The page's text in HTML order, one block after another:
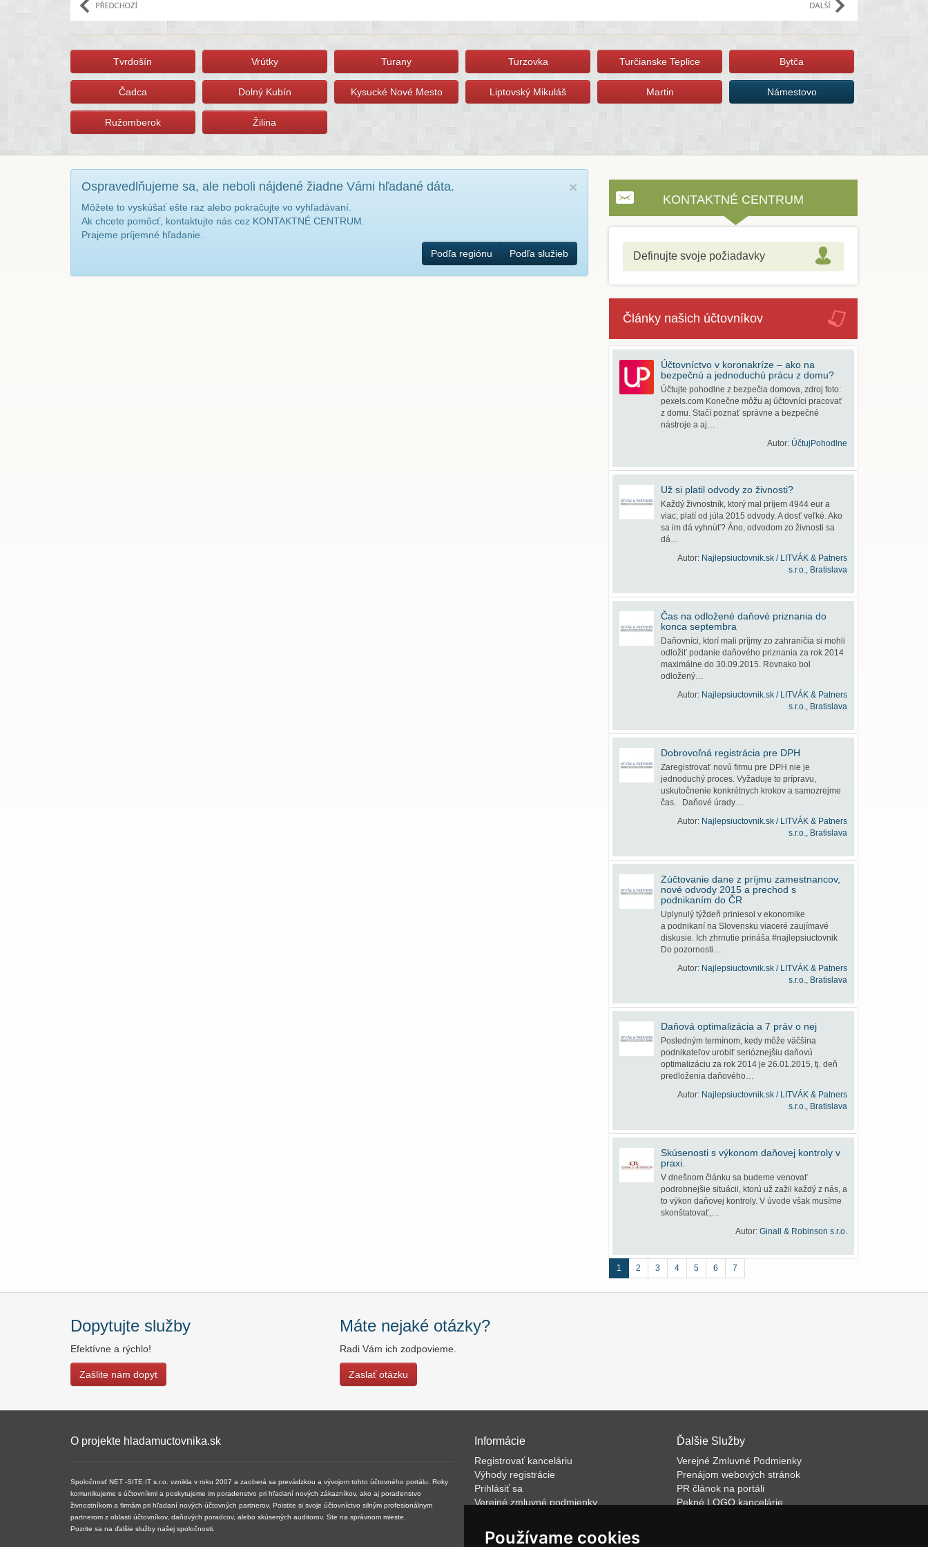
Používame cookies
Tvrdošín Vrútky Turany Turzovka Turčianske Teplice Bytča
Čadca Dolný Kubín Kysucké Nové Mesto Liptovský Mikuláš Martin Námestovo
Ružomberok Žilina
×
Ospravedlňujeme sa, ale neboli nájdené žiadne Vámi hľadané dáta.
Môžete to vyskúšať ešte raz alebo pokračujte vo vyhľadávaní.
Ak chcete pomôcť, kontaktujte nás cez KONTAKTNÉ CENTRUM.
Prajeme príjemné hľadanie.
Podľa regiónu
Podľa služieb
KONTAKTNÉ CENTRUM
Definujte svoje požiadavky
Články našich účtovníkov
Účtovníctvo v koronakríze – ako na
bezpečnú a jednoduchú prácu z domu?
Účtujte pohodlne z bezpečia domova, zdroj foto:
pexels.com Konečne môžu aj účtovníci pracovať
z domu. Stačí poznať správne a bezpečné
nástroje a aj…
Autor: ÚčtujPohodlne
Už si platil odvody zo živnosti?
Každý živnostník, ktorý mal príjem 4944 eur a
viac, platí od júla 2015 odvody. A dosť veľké. Ako
sa im dá vyhnúť? Áno, odvodom zo živnosti sa
dá…
Autor: Najlepsiuctovnik.sk / LITVÁK & Patners
s.r.o., Bratislava
Čas na odložené daňové priznania do
konca septembra
Daňovníci, ktorí mali príjmy zo zahraničia si mohli
odložiť podanie daňového priznania za rok 2014
maximálne do 30.09.2015. Rovnako bol
odložený…
Autor: Najlepsiuctovnik.sk / LITVÁK & Patners
s.r.o., Bratislava
Dobrovoľná registrácia pre DPH
Zaregistrovať novú firmu pre DPH nie je
jednoduchý proces. Vyžaduje to prípravu,
uskutočnenie konkrétnych krokov a samozrejme
čas. Daňové úrady…
Autor: Najlepsiuctovnik.sk / LITVÁK & Patners
s.r.o., Bratislava
Zúčtovanie dane z príjmu zamestnancov,
nové odvody 2015 a prechod s
podnikaním do ČR
Uplynulý týždeň priniesol v ekonomike
a podnikaní na Slovensku viaceré zaujímavé
diskusie. Ich zhrnutie prináša #najlepsiuctovnik
Do pozornosti…
Autor: Najlepsiuctovnik.sk / LITVÁK & Patners
s.r.o., Bratislava
Daňová optimalizácia a 7 práv o nej
Posledným termínom, kedy môže väčšina
podnikateľov urobiť serióznejšiu daňovú
optimalizáciu za rok 2014 je 26.01.2015, tj. deň
predloženia daňového…
Autor: Najlepsiuctovnik.sk / LITVÁK & Patners
s.r.o., Bratislava
Skúsenosti s výkonom daňovej kontroly v
praxi.
V dnešnom článku sa budeme venovať
podrobnejšie situácii, ktorú už zažil každý z nás, a
to výkon daňovej kontroly. V úvode však musíme
skonštatovať,…
Autor: Ginall & Robinson s.r.o.
1 2 3 4 5 6 7
Dopytujte služby
Efektívne a rýchlo!
Zašlite nám dopyt
Máte nejaké otázky?
Radi Vám ich zodpovieme.
Zaslať otázku
O projekte hladamuctovnika.sk
Spoločnosť NET -SITE:IT s.r.o. vznikla v roku 2007 a ​​zaoberá sa prevádzkou a vývojom tohto účtovného portálu. Roky
komunikujeme s účtovníkmi a poskytujeme im poradenstvo pri hľadaní nových zákazníkov, ako aj poradenstvo
živnostníkom a firmám pri hľadaní nových účtovných partnerov. Poistite si svoje účtovníctvo silným profesionálnym
partnerom z oblasti účtovníkov, daňových poradcov, alebo skúsených auditorov. Ste na správnom mieste.
Pozrite sa na ďalšie služby našej spoločnosti.
Informácie
Registrovať kanceláriu
Výhody registrácie
Prihlásiť sa
Verejné zmluvné podmienky
VOP
FAQ
Ďalšie Služby
Verejné Zmluvné Podmienky
Prenájom webových stránok
PR článok na portáli
Pekné LOGO kancelárie